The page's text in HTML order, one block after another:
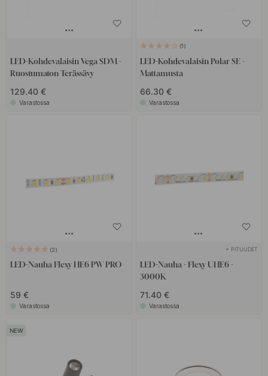
LED-Kohdevalaisin Vega SDM -
Ruostumaton Terässävy
129.40 €
Varastossa
1
LED-Kohdevalaisin Polar SE -
Mattamusta
66.30 €
Varastossa
2
LED-Nauha Flexy HE6 PW PRO
59 €
Varastossa
+ PITUUDET
LED-Nauha - Flexy UHE6 -
3000K
71.40 €
Varastossa